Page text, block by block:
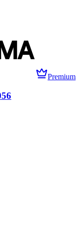
Premium